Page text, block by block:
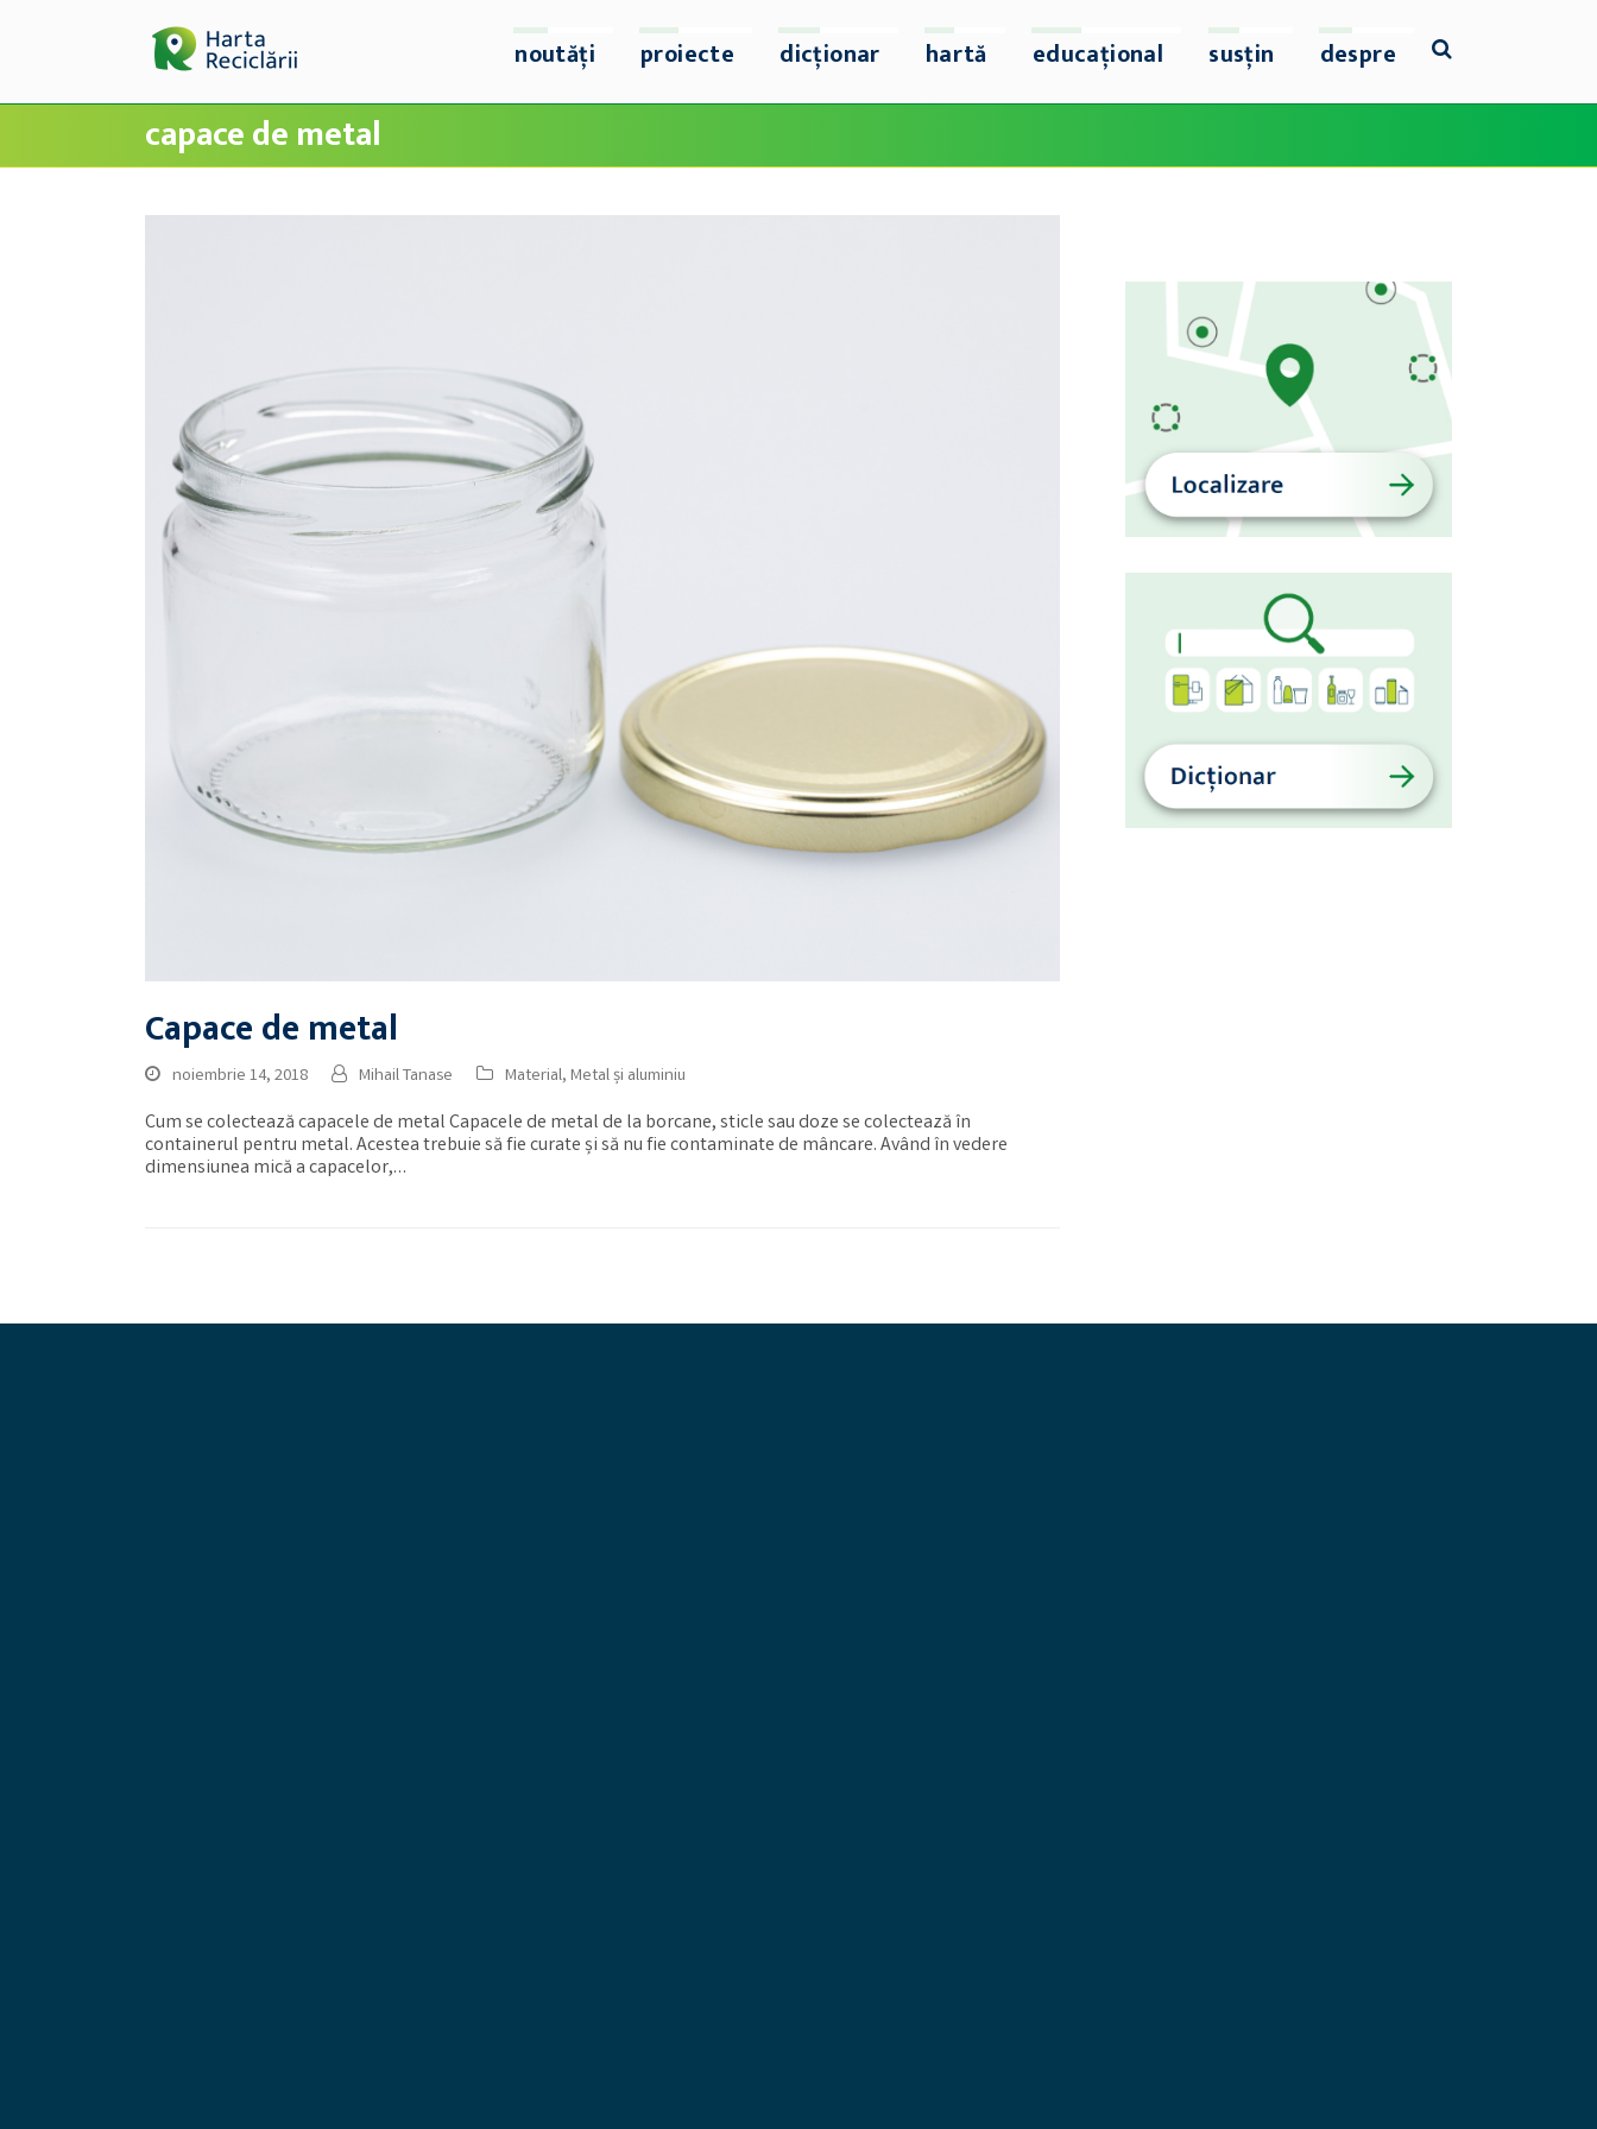
noutăți proiecte dicționar hartă educațional susțin despre
capace de metal
Capace de metal
noiembrie 14, 2018 Mihail Tanase Material,Metal și aluminiu
Cum se colectează capacele de metal Capacele de metal de la borcane, sticle sau doze se colectează în
containerul pentru metal. Acestea trebuie să fie curate și să nu fie contaminate de mâncare. Având în vedere
dimensiunea mică a capacelor,…